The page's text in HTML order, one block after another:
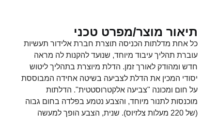
תיאור מוצר/מפרט טכני
כל אחת מדלתות הכניסה תוצרת חברת אלידור תעשיות
עוברת תהליך עיבוד מיוחד, שנועד להקנות לה מראה
חדש ומהודק לאורך זמן. הדלת מיוצרת בתהליך ליטוש
יסודי המכין את הדלת לצביעה בשיטה אחידה המבוססת
על חום ומכונה "צביעה אלקטרוסטטית". הדלתות
מוכנסות לתנור מיוחד, והצבע נטמע בפלדה בחום גבוה
(של 220 מעלות צלזיוס). שנית, הצבע הופך למעשה